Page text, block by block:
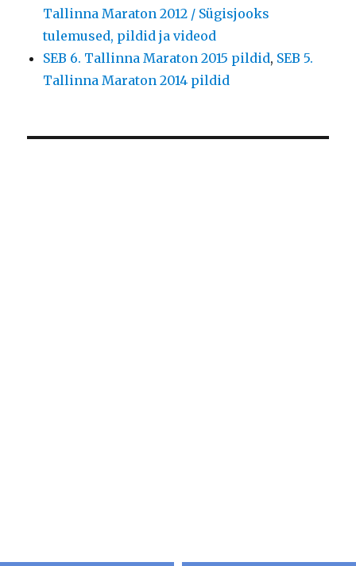
Tallinna Maraton 2012 / Sügisjooks
tulemused, pildid ja videod
SEB 6. Tallinna Maraton 2015 pildid, SEB 5.
Tallinna Maraton 2014 pildid